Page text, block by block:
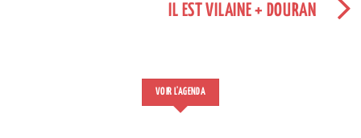
IL EST VILAINE + DOURAN
VOIR L'AGENDA